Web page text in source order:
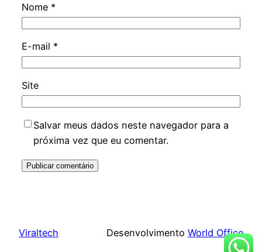
Nome *
E-mail *
Site
Salvar meus dados neste navegador para a
próxima vez que eu comentar.
Viraltech Desenvolvimento World Office